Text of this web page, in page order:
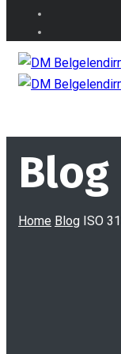
Blog
Home Blog ISO